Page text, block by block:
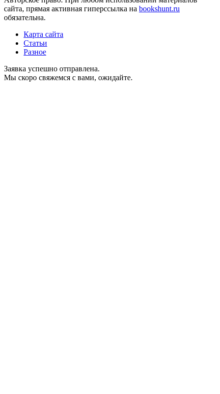
сайта, прямая активная гиперссылка на bookshunt.ru
обязательна.
Карта сайта
Статьи
Разное
Заявка успешно отправлена.
Мы скоро свяжемся с вами, ожидайте.